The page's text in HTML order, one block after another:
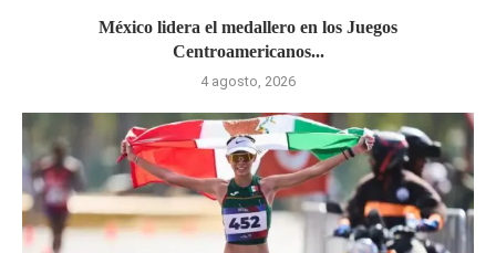
México lidera el medallero en los Juegos
Centroamericanos...
4 agosto, 2026